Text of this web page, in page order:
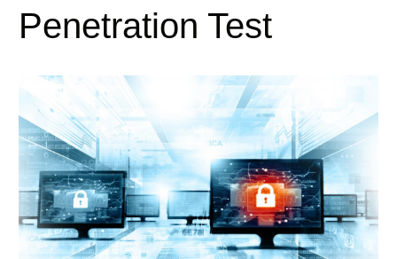
Penetration Test